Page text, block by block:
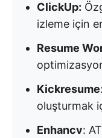
ClickUp:
izleme için
Resume
Kickresume
oluşturmak
Enhancv: